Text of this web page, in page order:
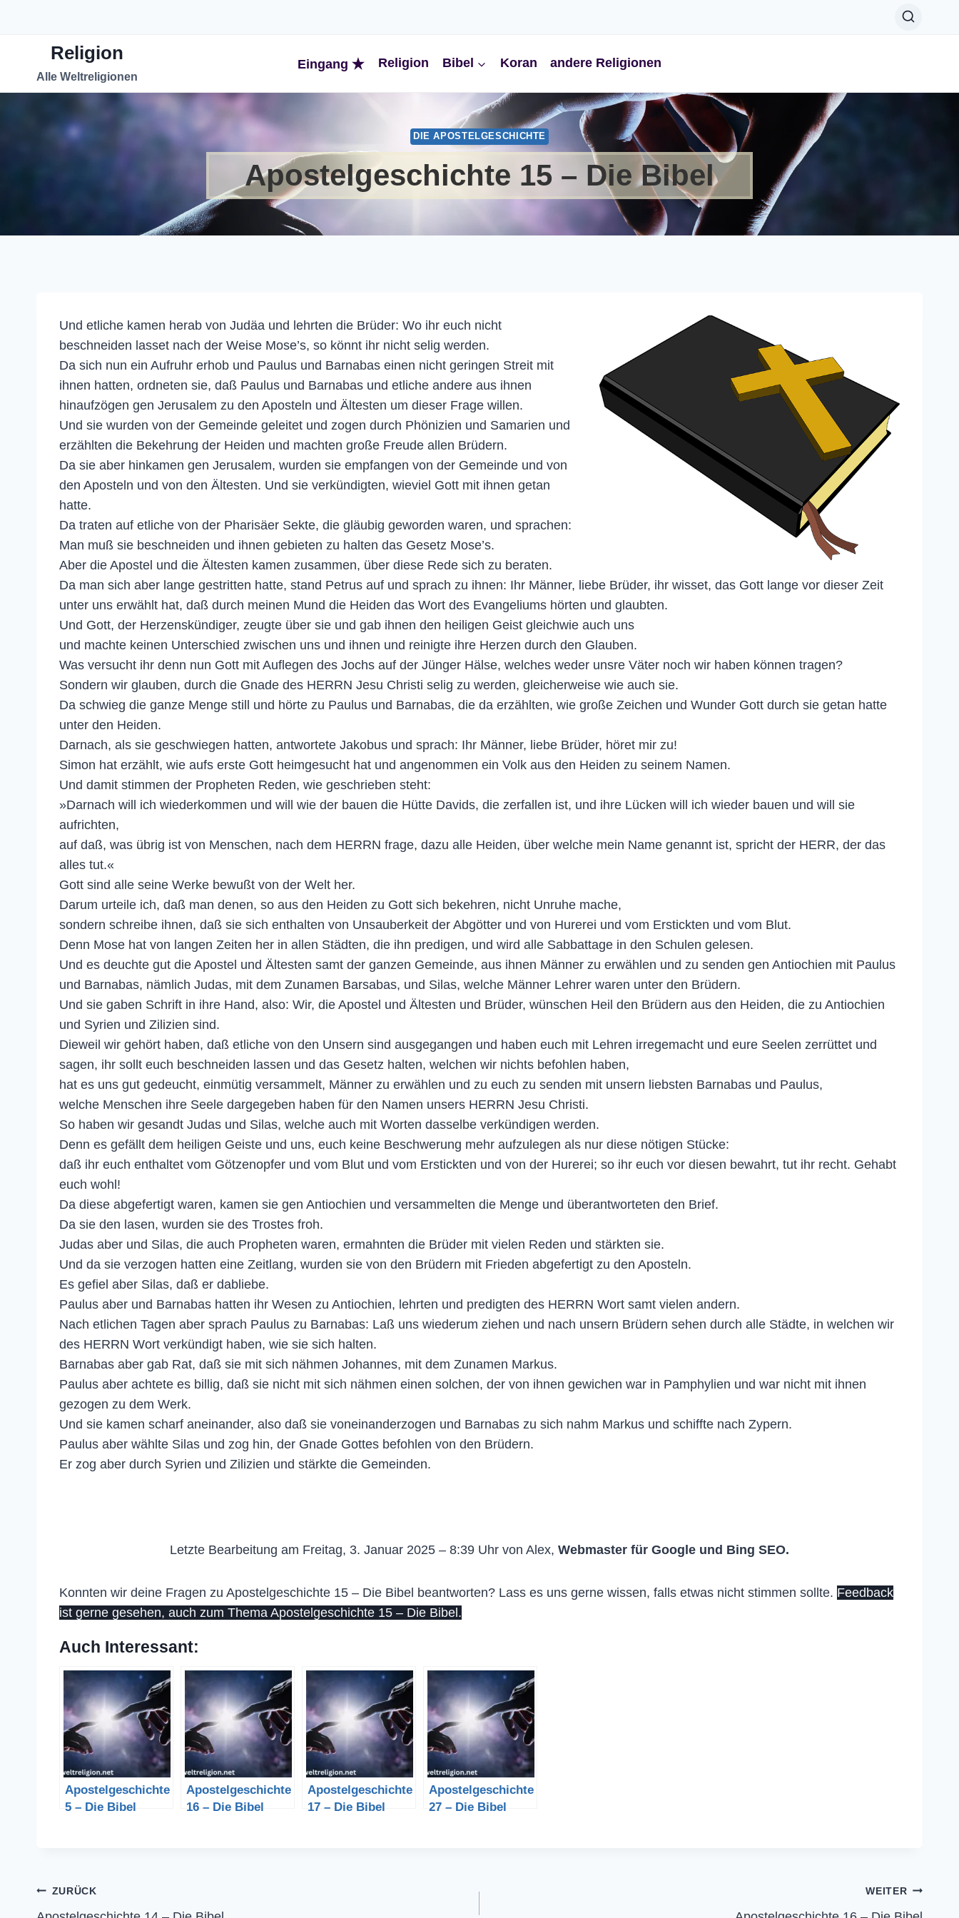
Religion
Alle Weltreligionen
Eingang Religion Bibel Koran andere Religionen
DIE APOSTELGESCHICHTE
Apostelgeschichte 15 – Die Bibel
Und etliche kamen herab von Judäa und lehrten die Brüder: Wo ihr euch nicht
beschneiden lasset nach der Weise Mose’s, so könnt ihr nicht selig werden.
Da sich nun ein Aufruhr erhob und Paulus und Barnabas einen nicht geringen Streit mit
ihnen hatten, ordneten sie, daß Paulus und Barnabas und etliche andere aus ihnen
hinaufzögen gen Jerusalem zu den Aposteln und Ältesten um dieser Frage willen.
Und sie wurden von der Gemeinde geleitet und zogen durch Phönizien und Samarien und
erzählten die Bekehrung der Heiden und machten große Freude allen Brüdern.
Da sie aber hinkamen gen Jerusalem, wurden sie empfangen von der Gemeinde und von
den Aposteln und von den Ältesten. Und sie verkündigten, wieviel Gott mit ihnen getan
hatte.
Da traten auf etliche von der Pharisäer Sekte, die gläubig geworden waren, und sprachen:
Man muß sie beschneiden und ihnen gebieten zu halten das Gesetz Mose’s.
Aber die Apostel und die Ältesten kamen zusammen, über diese Rede sich zu beraten.
Da man sich aber lange gestritten hatte, stand Petrus auf und sprach zu ihnen: Ihr Männer, liebe Brüder, ihr wisset, das Gott lange vor dieser Zeit
unter uns erwählt hat, daß durch meinen Mund die Heiden das Wort des Evangeliums hörten und glaubten.
Und Gott, der Herzenskündiger, zeugte über sie und gab ihnen den heiligen Geist gleichwie auch uns
und machte keinen Unterschied zwischen uns und ihnen und reinigte ihre Herzen durch den Glauben.
Was versucht ihr denn nun Gott mit Auflegen des Jochs auf der Jünger Hälse, welches weder unsre Väter noch wir haben können tragen?
Sondern wir glauben, durch die Gnade des HERRN Jesu Christi selig zu werden, gleicherweise wie auch sie.
Da schwieg die ganze Menge still und hörte zu Paulus und Barnabas, die da erzählten, wie große Zeichen und Wunder Gott durch sie getan hatte
unter den Heiden.
Darnach, als sie geschwiegen hatten, antwortete Jakobus und sprach: Ihr Männer, liebe Brüder, höret mir zu!
Simon hat erzählt, wie aufs erste Gott heimgesucht hat und angenommen ein Volk aus den Heiden zu seinem Namen.
Und damit stimmen der Propheten Reden, wie geschrieben steht:
»Darnach will ich wiederkommen und will wie der bauen die Hütte Davids, die zerfallen ist, und ihre Lücken will ich wieder bauen und will sie
aufrichten,
auf daß, was übrig ist von Menschen, nach dem HERRN frage, dazu alle Heiden, über welche mein Name genannt ist, spricht der HERR, der das
alles tut.«
Gott sind alle seine Werke bewußt von der Welt her.
Darum urteile ich, daß man denen, so aus den Heiden zu Gott sich bekehren, nicht Unruhe mache,
sondern schreibe ihnen, daß sie sich enthalten von Unsauberkeit der Abgötter und von Hurerei und vom Erstickten und vom Blut.
Denn Mose hat von langen Zeiten her in allen Städten, die ihn predigen, und wird alle Sabbattage in den Schulen gelesen.
Und es deuchte gut die Apostel und Ältesten samt der ganzen Gemeinde, aus ihnen Männer zu erwählen und zu senden gen Antiochien mit Paulus
und Barnabas, nämlich Judas, mit dem Zunamen Barsabas, und Silas, welche Männer Lehrer waren unter den Brüdern.
Und sie gaben Schrift in ihre Hand, also: Wir, die Apostel und Ältesten und Brüder, wünschen Heil den Brüdern aus den Heiden, die zu Antiochien
und Syrien und Zilizien sind.
Dieweil wir gehört haben, daß etliche von den Unsern sind ausgegangen und haben euch mit Lehren irregemacht und eure Seelen zerrüttet und
sagen, ihr sollt euch beschneiden lassen und das Gesetz halten, welchen wir nichts befohlen haben,
hat es uns gut gedeucht, einmütig versammelt, Männer zu erwählen und zu euch zu senden mit unsern liebsten Barnabas und Paulus,
welche Menschen ihre Seele dargegeben haben für den Namen unsers HERRN Jesu Christi.
So haben wir gesandt Judas und Silas, welche auch mit Worten dasselbe verkündigen werden.
Denn es gefällt dem heiligen Geiste und uns, euch keine Beschwerung mehr aufzulegen als nur diese nötigen Stücke:
daß ihr euch enthaltet vom Götzenopfer und vom Blut und vom Erstickten und von der Hurerei; so ihr euch vor diesen bewahrt, tut ihr recht. Gehabt
euch wohl!
Da diese abgefertigt waren, kamen sie gen Antiochien und versammelten die Menge und überantworteten den Brief.
Da sie den lasen, wurden sie des Trostes froh.
Judas aber und Silas, die auch Propheten waren, ermahnten die Brüder mit vielen Reden und stärkten sie.
Und da sie verzogen hatten eine Zeitlang, wurden sie von den Brüdern mit Frieden abgefertigt zu den Aposteln.
Es gefiel aber Silas, daß er dabliebe.
Paulus aber und Barnabas hatten ihr Wesen zu Antiochien, lehrten und predigten des HERRN Wort samt vielen andern.
Nach etlichen Tagen aber sprach Paulus zu Barnabas: Laß uns wiederum ziehen und nach unsern Brüdern sehen durch alle Städte, in welchen wir
des HERRN Wort verkündigt haben, wie sie sich halten.
Barnabas aber gab Rat, daß sie mit sich nähmen Johannes, mit dem Zunamen Markus.
Paulus aber achtete es billig, daß sie nicht mit sich nähmen einen solchen, der von ihnen gewichen war in Pamphylien und war nicht mit ihnen
gezogen zu dem Werk.
Und sie kamen scharf aneinander, also daß sie voneinanderzogen und Barnabas zu sich nahm Markus und schiffte nach Zypern.
Paulus aber wählte Silas und zog hin, der Gnade Gottes befohlen von den Brüdern.
Er zog aber durch Syrien und Zilizien und stärkte die Gemeinden.
Letzte Bearbeitung am Freitag, 3. Januar 2025 – 8:39 Uhr von Alex, Webmaster für Google und Bing SEO.
Konnten wir deine Fragen zu Apostelgeschichte 15 – Die Bibel beantworten? Lass es uns gerne wissen, falls etwas nicht stimmen sollte. Feedback
ist gerne gesehen, auch zum Thema Apostelgeschichte 15 – Die Bibel.
Auch Interessant:
Apostelgeschichte
5 – Die Bibel
Apostelgeschichte
16 – Die Bibel
Apostelgeschichte
17 – Die Bibel
Apostelgeschichte
27 – Die Bibel
Beitragsnavigation
ZURÜCK WEITER